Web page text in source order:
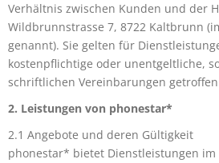
Verhältnis zwischen Kunden und der
Wildbrunnstrasse 7, 8722 Kaltbrunn
genannt). Sie gelten für
kostenpflichtige oder unentgeltliche,
schriftlichen Vereinbarungen
2. Leistungen von phonestar*
2.1 Angebote und deren Gültigkeit
phonestar* bietet Dienstleistungen im